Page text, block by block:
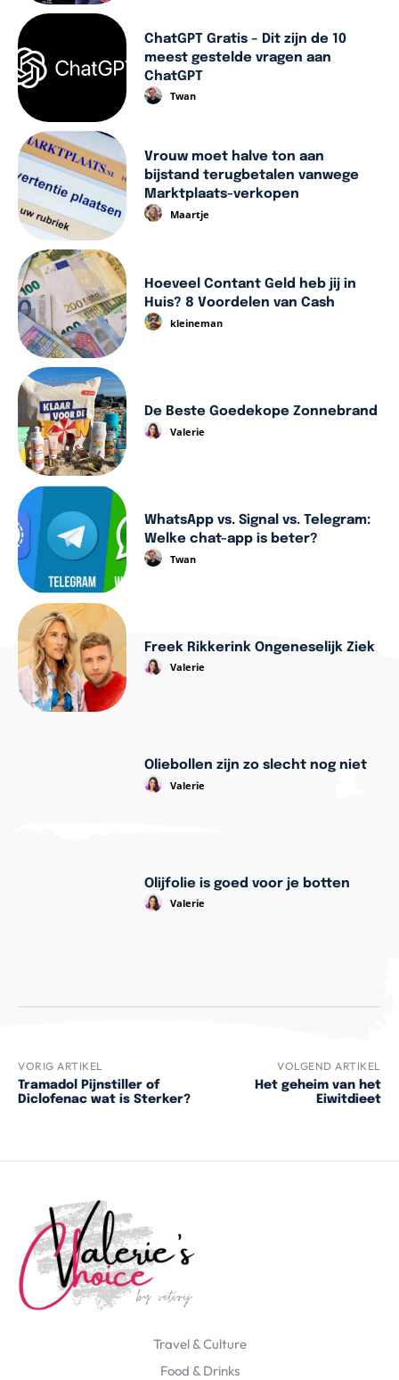
ChatGPT Gratis – Dit zijn de 10
meest gestelde vragen aan
ChatGPT
Twan
Vrouw moet halve ton aan
bijstand terugbetalen vanwege
Marktplaats-verkopen
Maartje
Hoeveel Contant Geld heb jij in
Huis? 8 Voordelen van Cash
kleineman
De Beste Goedekope Zonnebrand
Valerie
WhatsApp vs. Signal vs. Telegram:
Welke chat-app is beter?
Twan
Freek Rikkerink Ongeneselijk Ziek
Valerie
Oliebollen zijn zo slecht nog niet
Valerie
Olijfolie is goed voor je botten
Valerie
VORIG ARTIKEL
Tramadol Pijnstiller of
Diclofenac wat is Sterker?
VOLGEND ARTIKEL
Het geheim van het
Eiwitdieet
Travel & Culture
Food & Drinks